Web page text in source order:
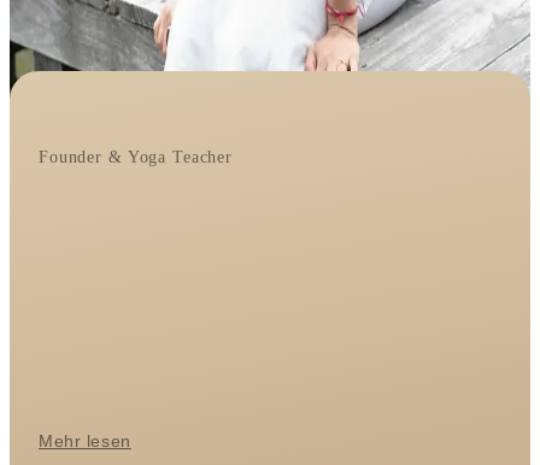
Founder & Yoga Teacher
Mehr lesen